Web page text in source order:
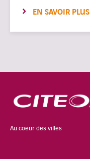
EN SAVOIR PLUS
Au coeur des villes